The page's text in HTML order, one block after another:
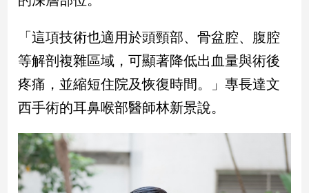
聞
流
行/
時
尚
星
生
活
「這項技術也適用於頭頸部、骨盆腔、腹腔
等解剖複雜區域，可顯著降低出血量與術後
疼痛，並縮短住院及恢復時間。」專長達文
西手術的耳鼻喉部醫師林新景說。